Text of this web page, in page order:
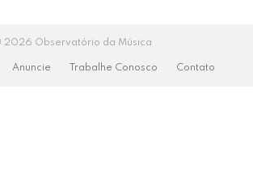
2026 Observatório da Música
Anuncie Trabalhe Conosco Contato